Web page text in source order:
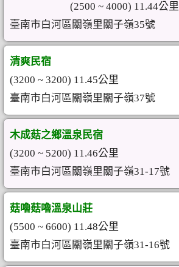
(2500 ~ 4000) 11.44公里
臺南市白河區關嶺里關子嶺35號
清爽民宿
(3200 ~ 3200) 11.45公里
臺南市白河區關嶺里關子嶺37號
木成菇之鄉溫泉民宿
(3200 ~ 5200) 11.46公里
臺南市白河區關嶺里關子嶺31-17號
菇嚕菇嚕溫泉山莊
(5500 ~ 6600) 11.48公里
臺南市白河區關嶺里關子嶺31-16號